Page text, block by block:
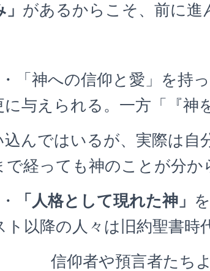
があるからこそ、前に進
神への信仰と愛」を持っ
に与えられる。一方「『神
はいるが、実際は自分
経っても神のことが分か
「人格として現れた神」
以降の人々は旧約聖書時
者たちよりも